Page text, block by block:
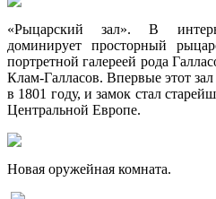
«Рыцарский зал». В
доминирует просторный
портретной галереей рода
Клам-Галласов. Впервые этот
в 1801 году, и замок стал
Центральной Европе.
Новая оружейная комната.